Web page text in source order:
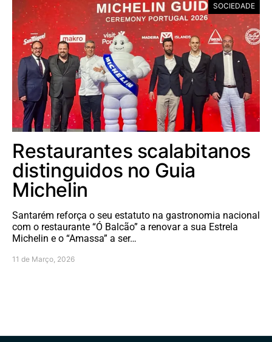
SOCIEDADE
Restaurantes scalabitanos
distinguidos no Guia
Michelin
Santarém reforça o seu estatuto na gastronomia nacional
com o restaurante “Ó Balcão” a renovar a sua Estrela
Michelin e o “Amassa” a ser…
11 de Março, 2026